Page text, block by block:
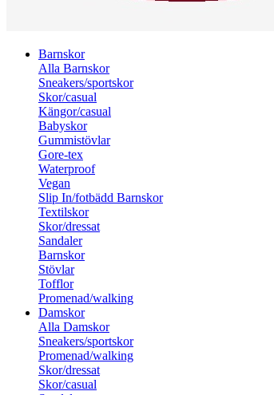
Barnskor
Alla Barnskor
Sneakers/sportskor
Skor/casual
Kängor/casual
Babyskor
Gummistövlar
Gore-tex
Waterproof
Vegan
Slip In/fotbädd Barnskor
Textilskor
Skor/dressat
Sandaler
Barnskor
Stövlar
Tofflor
Promenad/walking
Damskor
Alla Damskor
Sneakers/sportskor
Promenad/walking
Skor/dressat
Skor/casual